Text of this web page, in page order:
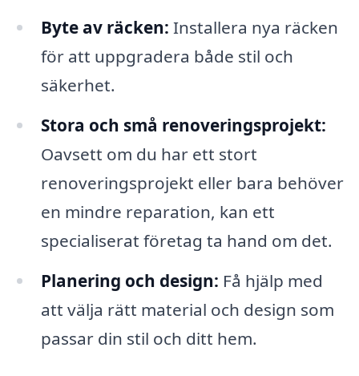
Byte av räcken: Installera nya räcken
för att uppgradera både stil och
säkerhet.
Stora och små renoveringsprojekt:
Oavsett om du har ett stort
renoveringsprojekt eller bara behöver
en mindre reparation, kan ett
specialiserat företag ta hand om det.
Planering och design: Få hjälp med
att välja rätt material och design som
passar din stil och ditt hem.